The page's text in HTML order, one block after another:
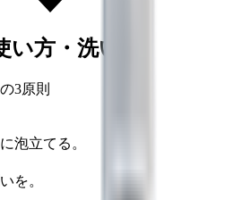
方・洗い方
3原則
泡立てる。
を。